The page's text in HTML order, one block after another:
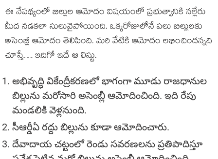
ఈ నేపథ్యంలో బిల్లుల ఆమోదం విషయంలో ప్రభుత్వానికి నల్లేరు
మీద నడకలా సులువైపోయింది. ఒక్కరోజులోనే పలు బిల్లులకు
అసెంబ్లీ ఆమోదం తెలిపింది. మరి వేటికి ఆమోదం లభించిందన్నది
చూస్తే… ఇదిగో ఇదే ఆ లిస్టు.
అభివృద్ధి వికేంద్రీకరణలో భాగంగా మూడు రాజధానుల
బిల్లును మరోసారి అసెంబ్లీ ఆమోదించింది. ఇది రేపు
మండలికి వెళ్లనుంది.
సీఆర్డీఏ రద్దు బిల్లును కూడా ఆమోదించారు.
దేవాదాయ చట్టంలో రెండు సవరణలను ప్రతిపాదిస్తూ